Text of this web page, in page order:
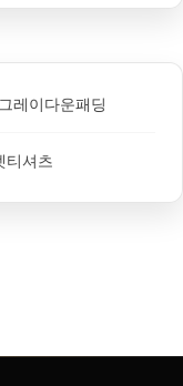
레이다운패딩
티셔츠